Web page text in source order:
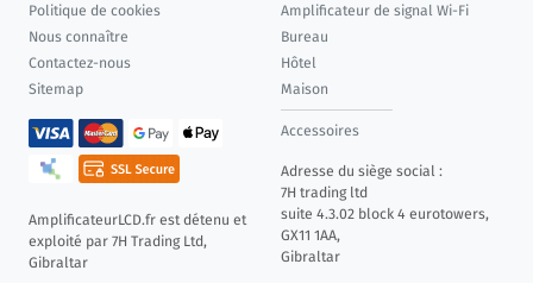
Politique de cookies
Nous connaître
Contactez-nous
Sitemap
AmplificateurLCD.fr est détenu et
exploité par 7H Trading Ltd,
Gibraltar
Amplificateur de signal Wi-Fi
Bureau
Hôtel
Maison
Accessoires
Adresse du siège social :
7H trading ltd
suite 4.3.02 block 4 eurotowers,
GX11 1AA,
Gibraltar